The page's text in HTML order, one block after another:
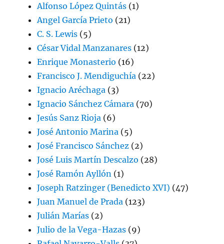
Alfonso López Quintás (1)
Angel García Prieto (21)
C. S. Lewis (5)
César Vidal Manzanares (12)
Enrique Monasterio (16)
Francisco J. Mendiguchía (22)
Ignacio Aréchaga (3)
Ignacio Sánchez Cámara (70)
Jesús Sanz Rioja (6)
José Antonio Marina (5)
José Francisco Sánchez (2)
José Luis Martín Descalzo (28)
José Ramón Ayllón (1)
Joseph Ratzinger (Benedicto XVI) (47)
Juan Manuel de Prada (123)
Julián Marías (2)
Julio de la Vega-Hazas (9)